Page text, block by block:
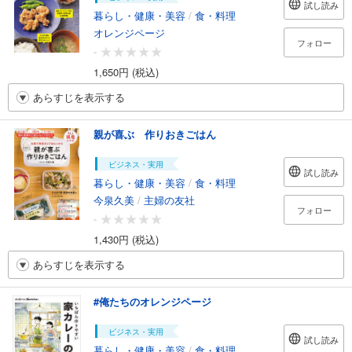
暮らし・健康・美容 / 食・料理
オレンジページ
-
1,650円 (税込)
試し読み
フォロー
あらすじを表示する
親が喜ぶ 作りおきごはん
ビジネス・実用
暮らし・健康・美容 / 食・料理
今泉久美 / 主婦の友社
-
1,430円 (税込)
試し読み
フォロー
あらすじを表示する
#俺たちのオレンジページ
ビジネス・実用
試し読み